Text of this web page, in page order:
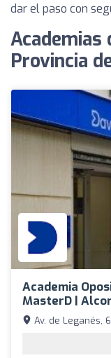
dar el paso con
Academias
Provincia
Academia
MasterD |
Av. de Leganés,